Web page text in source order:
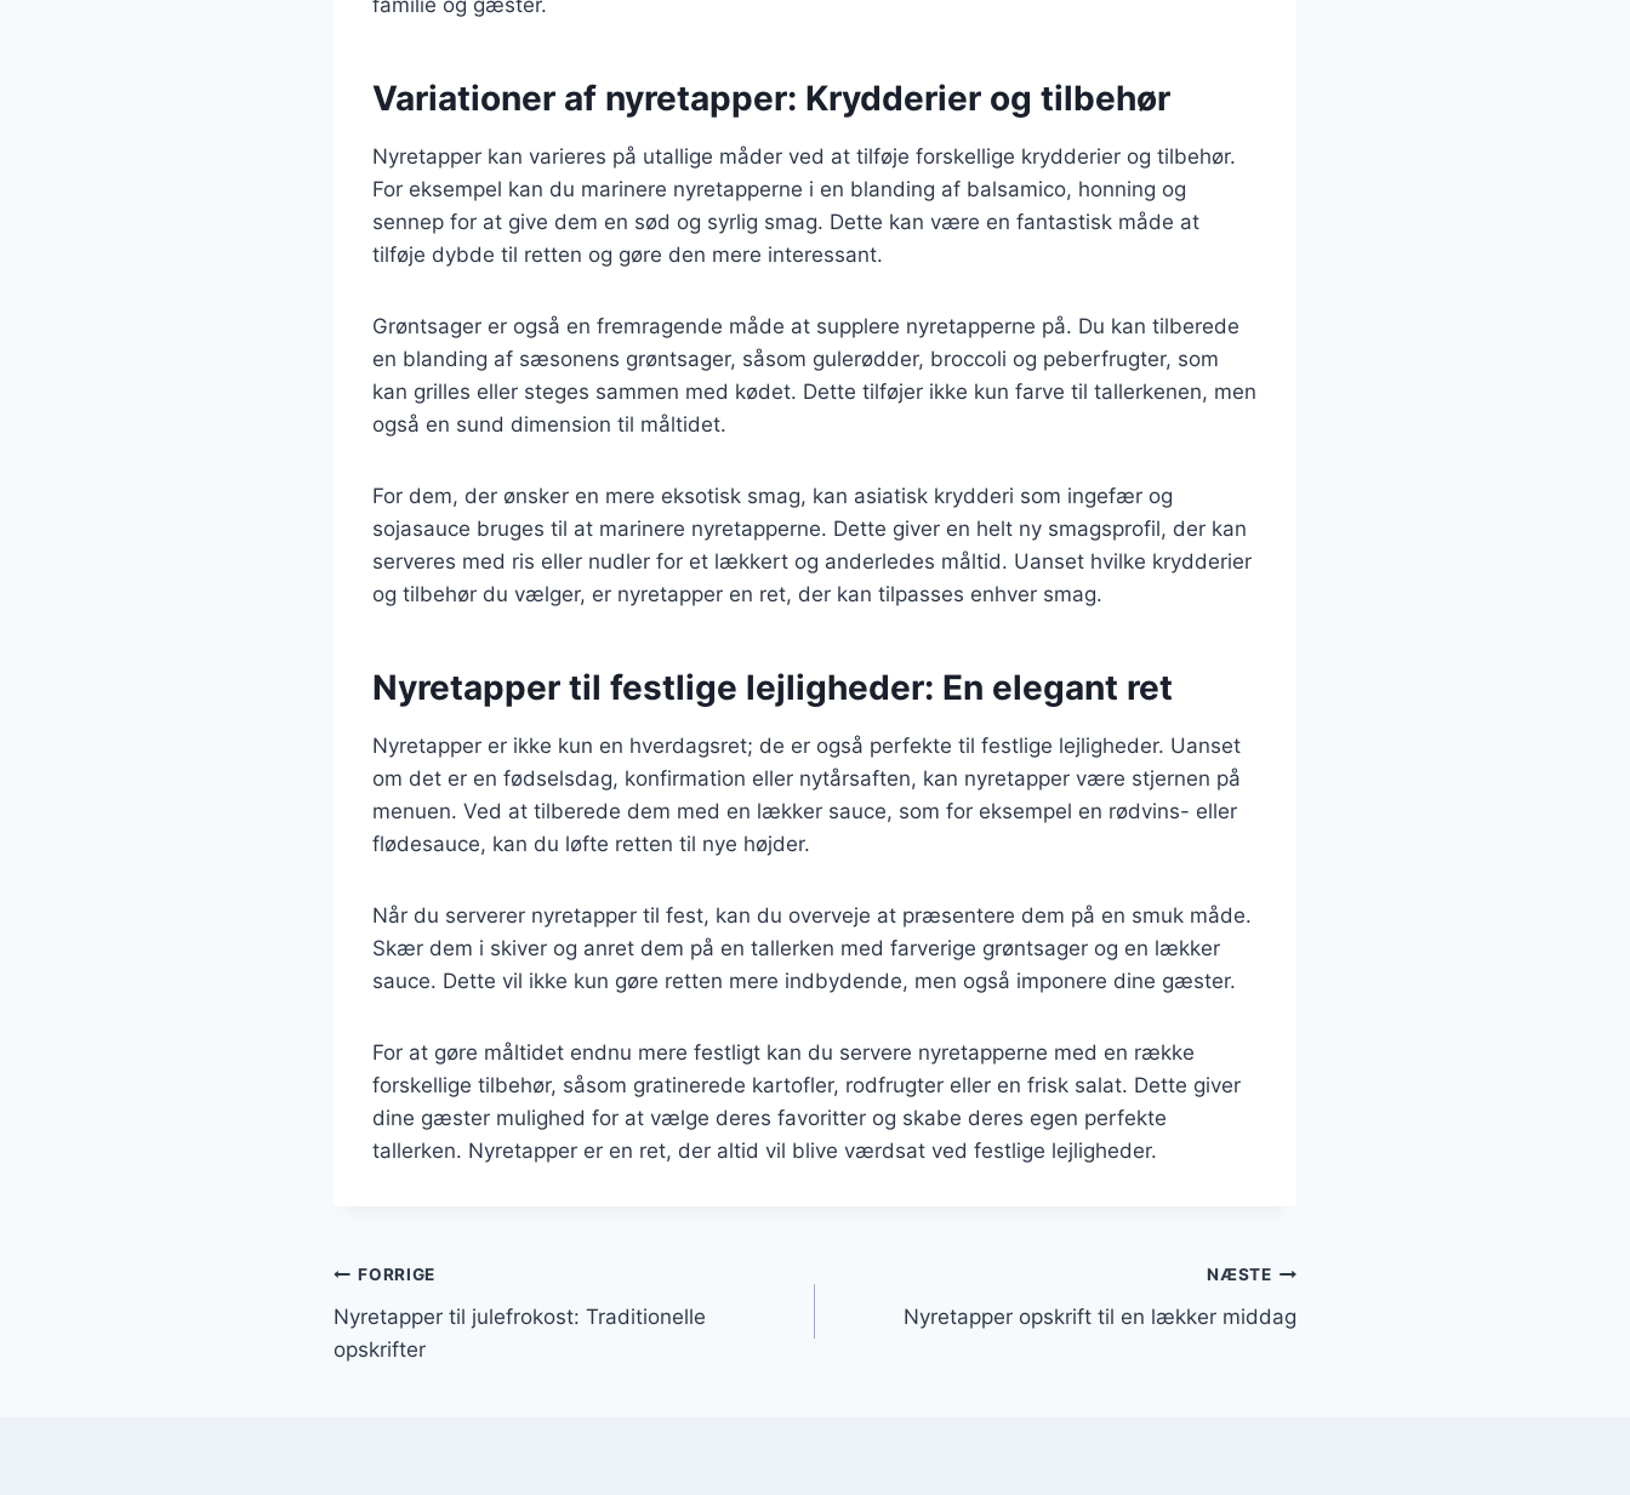
Variationer af nyretapper: Krydderier og tilbehør
Nyretapper kan varieres på utallige måder ved at tilføje forskellige krydderier og tilbehør.
For eksempel kan du marinere nyretapperne i en blanding af balsamico, honning og
sennep for at give dem en sød og syrlig smag. Dette kan være en fantastisk måde at
tilføje dybde til retten og gøre den mere interessant.
Grøntsager er også en fremragende måde at supplere nyretapperne på. Du kan tilberede
en blanding af sæsonens grøntsager, såsom gulerødder, broccoli og peberfrugter, som
kan grilles eller steges sammen med kødet. Dette tilføjer ikke kun farve til tallerkenen, men
også en sund dimension til måltidet.
For dem, der ønsker en mere eksotisk smag, kan asiatisk krydderi som ingefær og
sojasauce bruges til at marinere nyretapperne. Dette giver en helt ny smagsprofil, der kan
serveres med ris eller nudler for et lækkert og anderledes måltid. Uanset hvilke krydderier
og tilbehør du vælger, er nyretapper en ret, der kan tilpasses enhver smag.
Nyretapper til festlige lejligheder: En elegant ret
Nyretapper er ikke kun en hverdagsret; de er også perfekte til festlige lejligheder. Uanset
om det er en fødselsdag, konfirmation eller nytårsaften, kan nyretapper være stjernen på
menuen. Ved at tilberede dem med en lækker sauce, som for eksempel en rødvins- eller
flødesauce, kan du løfte retten til nye højder.
Når du serverer nyretapper til fest, kan du overveje at præsentere dem på en smuk måde.
Skær dem i skiver og anret dem på en tallerken med farverige grøntsager og en lækker
sauce. Dette vil ikke kun gøre retten mere indbydende, men også imponere dine gæster.
For at gøre måltidet endnu mere festligt kan du servere nyretapperne med en række
forskellige tilbehør, såsom gratinerede kartofler, rodfrugter eller en frisk salat. Dette giver
dine gæster mulighed for at vælge deres favoritter og skabe deres egen perfekte
tallerken. Nyretapper er en ret, der altid vil blive værdsat ved festlige lejligheder.
Indlægsnavigation
FORRIGE
Nyretapper til julefrokost: Traditionelle
opskrifter
NÆSTE
Nyretapper opskrift til en lækker middag